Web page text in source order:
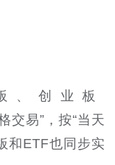
、创业板
交易” ，按“当天
和ETF也同步实